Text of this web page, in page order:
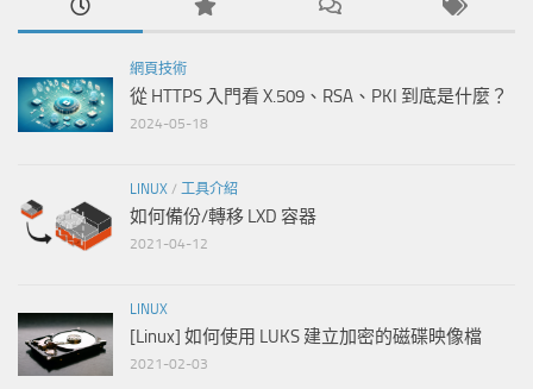
網頁技術
從 HTTPS 入門看 X.509、RSA、PKI 到底是什麼？
2024-05-18
LINUX / 工具介紹
如何備份/轉移 LXD 容器
2021-04-12
LINUX
[Linux] 如何使用 LUKS 建立加密的磁碟映像檔
2021-02-03